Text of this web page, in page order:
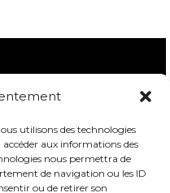
utilisons des technologies
accéder aux informations des
nous permettra de
de navigation ou les ID
ou de retirer son